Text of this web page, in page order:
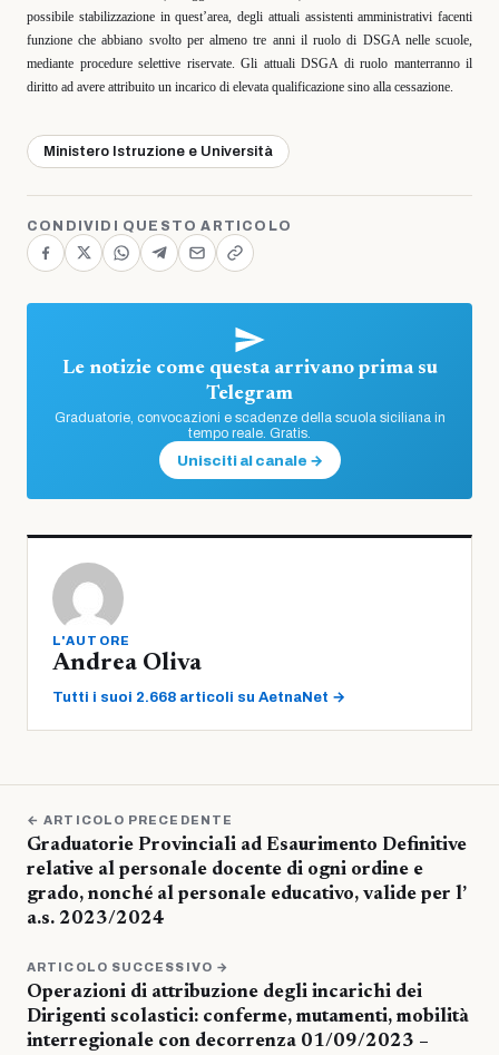
possibile stabilizzazione in quest’area, degli attuali assistenti amministrativi facenti
funzione che abbiano svolto per almeno tre anni il ruolo di DSGA nelle scuole,
mediante procedure selettive riservate. Gli attuali DSGA di ruolo manterranno il
diritto ad avere attribuito un incarico di elevata qualificazione sino alla cessazione.
Ministero Istruzione e Università
CONDIVIDI QUESTO ARTICOLO
Le notizie come questa arrivano prima su
Telegram
Graduatorie, convocazioni e scadenze della scuola siciliana in
tempo reale. Gratis.
Unisciti al canale →
L'AUTORE
Andrea Oliva
Tutti i suoi 2.668 articoli su AetnaNet →
← ARTICOLO PRECEDENTE
Graduatorie Provinciali ad Esaurimento Definitive
relative al personale docente di ogni ordine e
grado, nonché al personale educativo, valide per l’
a.s. 2023/2024
ARTICOLO SUCCESSIVO →
Operazioni di attribuzione degli incarichi dei
Dirigenti scolastici: conferme, mutamenti, mobilità
interregionale con decorrenza 01/09/2023 –